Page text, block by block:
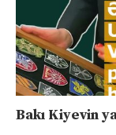
Bakı Kiyevin